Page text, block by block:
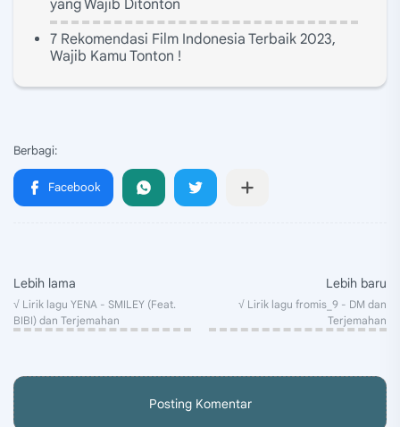
yang Wajib Ditonton
7 Rekomendasi Film Indonesia Terbaik 2023,
Wajib Kamu Tonton !
Posting Komentar